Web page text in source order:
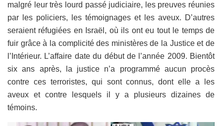
malgré leur très lourd passé judiciaire, les preuves réunies
par les policiers, les témoignages et les aveux. D’autres
seraient réfugiées en Israël, où ils ont eu tout le temps de
fuir grâce à la complicité des ministères de la Justice et de
l’Intérieur. L’affaire date du début de l’année 2009. Bientôt
six ans après, la justice n’a programmé aucun procès
contre ces terroristes, qui sont connus, dont elle a les
aveux et contre lesquels il y a plusieurs dizaines de
témoins.